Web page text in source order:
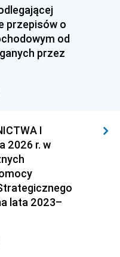
przepisów o
od
przez
I
2026 r. w
lata 2023–